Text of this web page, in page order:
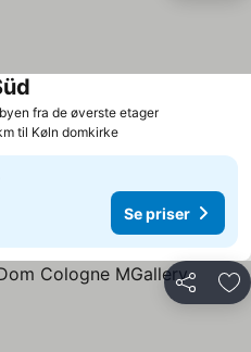
fra de øverste etager
til Køln domkirke
Se priser
Del